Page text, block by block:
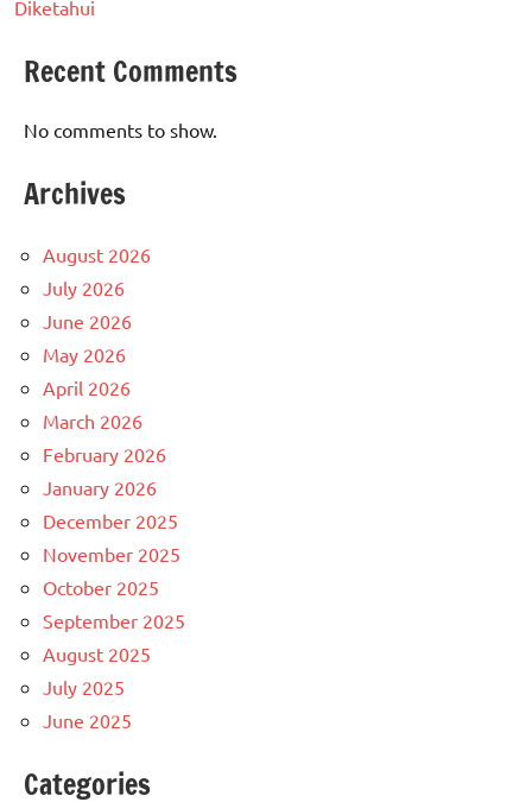
Diketahui
Recent Comments
No comments to show.
Archives
August 2026
July 2026
June 2026
May 2026
April 2026
March 2026
February 2026
January 2026
December 2025
November 2025
October 2025
September 2025
August 2025
July 2025
June 2025
Categories